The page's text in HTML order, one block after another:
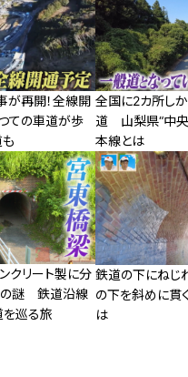
が再開！全線開
ての車道が歩
全国に2カ所し
道 山梨県“中央
本線とは
クリート製に分
の謎 鉄道沿線
巡る旅
鉄道の下にねじ
の下を斜めに貫
は